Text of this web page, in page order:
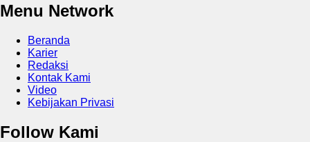
Menu Network
Beranda
Karier
Redaksi
Kontak Kami
Video
Kebijakan Privasi
Follow Kami